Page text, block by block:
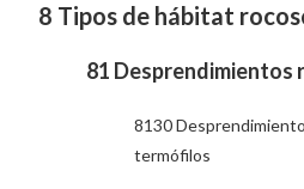
8 Tipos de hábitat
81 Desprendimientos
8130
termófilos